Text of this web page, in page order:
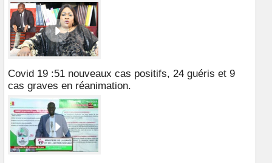
Covid 19 :51 nouveaux cas positifs, 24 guéris et 9
cas graves en réanimation.